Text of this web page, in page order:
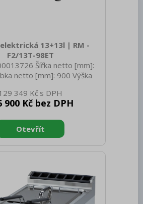
13+13l | RM -
F2/13T-98ET
Šířka netto [mm]:
netto [mm]: 900 Výška
brutto [mm]: 830 Hloubka
970 Výška brutto [mm]:
Elektrické zařízení
typ zařízení: Stolní Příkon
23.900 Napájení: 400 V /
nahřátí Typ vrchní desky:
- komfortní údržba
349 Kč
900 Kč bez DPH